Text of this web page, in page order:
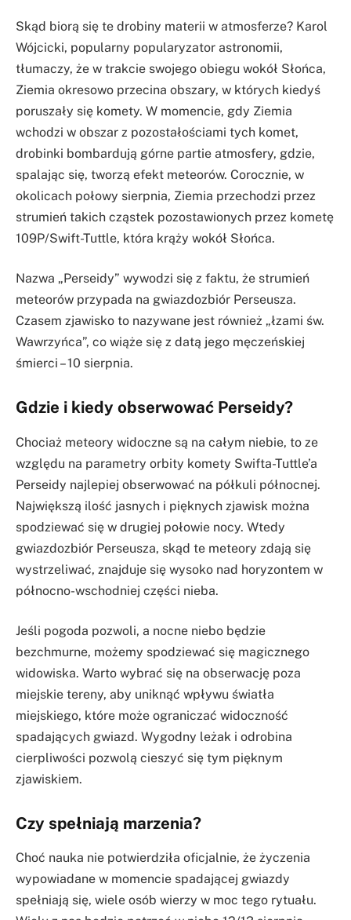
Skąd biorą się te drobiny materii w atmosferze? Karol
Wójcicki, popularny popularyzator astronomii,
tłumaczy, że w trakcie swojego obiegu wokół Słońca,
Ziemia okresowo przecina obszary, w których kiedyś
poruszały się komety. W momencie, gdy Ziemia
wchodzi w obszar z pozostałościami tych komet,
drobinki bombardują górne partie atmosfery, gdzie,
spalając się, tworzą efekt meteorów. Corocznie, w
okolicach połowy sierpnia, Ziemia przechodzi przez
strumień takich cząstek pozostawionych przez kometę
109P/Swift-Tuttle, która krąży wokół Słońca.
Nazwa „Perseidy” wywodzi się z faktu, że strumień
meteorów przypada na gwiazdozbiór Perseusza.
Czasem zjawisko to nazywane jest również „łzami św.
Wawrzyńca”, co wiąże się z datą jego męczeńskiej
śmierci – 10 sierpnia.
Gdzie i kiedy obserwować Perseidy?
Chociaż meteory widoczne są na całym niebie, to ze
względu na parametry orbity komety Swifta-Tuttle’a
Perseidy najlepiej obserwować na półkuli północnej.
Największą ilość jasnych i pięknych zjawisk można
spodziewać się w drugiej połowie nocy. Wtedy
gwiazdozbiór Perseusza, skąd te meteory zdają się
wystrzeliwać, znajduje się wysoko nad horyzontem w
północno-wschodniej części nieba.
Jeśli pogoda pozwoli, a nocne niebo będzie
bezchmurne, możemy spodziewać się magicznego
widowiska. Warto wybrać się na obserwację poza
miejskie tereny, aby uniknąć wpływu światła
miejskiego, które może ograniczać widoczność
spadających gwiazd. Wygodny leżak i odrobina
cierpliwości pozwolą cieszyć się tym pięknym
zjawiskiem.
Czy spełniają marzenia?
Choć nauka nie potwierdziła oficjalnie, że życzenia
wypowiadane w momencie spadającej gwiazdy
spełniają się, wiele osób wierzy w moc tego rytuału.